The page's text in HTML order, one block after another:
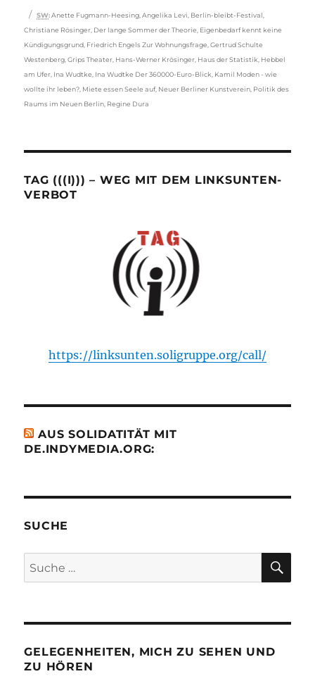
Schlagwörter
SW: Anette Fugmann-Heesing ,Angelika Levi Berlin-bleibt-Festival
Christiane Rösinger Der lange Sommer der Theorie Eigenbedarf kennt keine
Kündigungsgrund Friedrich Engels Zur Wohnungsfrage ,Gertrud Schulte
Westenberg ,Grips Theater Hans-Werner Krösinger Haus der Statistik Hebbel
am Ufer Ina Wudtke Ina Wudtke Der 360000-Euro-Blick Kamil Moden - wie
wollte ihr leben? Miete essen Seele auf, Neuer Berliner Kunstverein Politik des
Raums im Neuen Berlin Regine Dura
TAG (((I))) – WEG MIT DEM LINKSUNTEN-
VERBOT
https://linksunten.soligruppe.org/call/
AUS SOLIDATITÄT MIT
DE.INDYMEDIA.ORG:
SUCHE
Suche
nach:
GELEGENHEITEN, MICH ZU SEHEN UND
ZU HÖREN